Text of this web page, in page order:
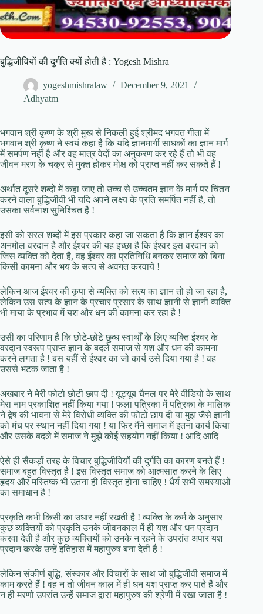
बुद्धिजीवियों की दुर्गति क्यों होती है : Yogesh Mishra
yogeshmishralaw
December 9, 2021
Adhyatm
भगवान श्री कृष्ण के श्री मुख से निकली हुई श्रीमद भगवत गीता में
भगवान श्री कृष्ण ने स्वयं कहा है कि यदि ज्ञानमार्गी साधकों का ज्ञान मार्ग
में समर्पण नहीं है और वह मात्र वेदों का अनुकरण कर रहे हैं तो भी वह
जीवन मरण के चक्र से मुक्त होकर मोक्ष को प्राप्त नहीं कर सकते हैं !
अर्थात दूसरे शब्दों में कहा जाए तो उच्च से उच्चतम ज्ञान के मार्ग पर चिंतन
करने वाला बुद्धिजीवी भी यदि अपने लक्ष्य के प्रति समर्पित नहीं है, तो
उसका सर्वनाश सुनिश्चित है !
इसी को सरल शब्दों में इस प्रकार कहा जा सकता है कि ज्ञान ईश्वर का
अनमोल वरदान है और ईश्वर की यह इच्छा है कि ईश्वर इस वरदान को
जिस व्यक्ति को देता है, वह ईश्वर का प्रतिनिधि बनकर समाज को बिना
किसी कामना और भय के सत्य से अवगत करवाये !
लेकिन आज ईश्वर की कृपा से व्यक्ति को सत्य का ज्ञान तो हो जा रहा है,
लेकिन उस सत्य के ज्ञान के प्रचार प्रसार के साथ ज्ञानी से ज्ञानी व्यक्ति
भी माया के प्रभाव में यश और धन की कामना कर रहा है !
उसी का परिणाम है कि छोटे-छोटे छुब्ध स्वार्थों के लिए व्यक्ति ईश्वर के
वरदान स्वरूप प्राप्त ज्ञान के बदले समाज से यश और धन की कामना
करने लगता है ! बस यहीं से ईश्वर का जो कार्य उसे दिया गया है ! वह
उससे भटक जाता है !
अखबार ने मेरी फोटो छोटी छाप दी ! यूट्यूब चैनल पर मेरे वीडियो के साथ
मेरा नाम प्रकाशित नहीं किया गया ! फला पत्रिका में पत्रिका के मालिक
ने द्वेष की भावना से मेरे विरोधी व्यक्ति की फोटो छाप दी या मुझ जैसे ज्ञानी
को मंच पर स्थान नहीं दिया गया ! या फिर मैंने समाज में इतना कार्य किया
और उसके बदले में समाज ने मुझे कोई सहयोग नहीं किया ! आदि आदि
ऐसे ही सैकड़ों तरह के विचार बुद्धिजीवियों की दुर्गति का कारण बनते हैं !
समाज बहुत विस्तृत है ! इस विस्तृत समाज को आत्मसात करने के लिए
हृदय और मस्तिष्क भी उतना ही विस्तृत होना चाहिए ! धैर्य सभी समस्याओं
का समाधान है !
प्रकृति कभी किसी का उधार नहीं रखती है ! व्यक्ति के कर्म के अनुसार
कुछ व्यक्तियों को प्रकृति उनके जीवनकाल में ही यश और धन प्रदान
करवा देती है और कुछ व्यक्तियों को उनके न रहने के उपरांत अपार यश
प्रदान करके उन्हें इतिहास में महापुरुष बना देती है !
लेकिन संकीर्ण बुद्धि, संस्कार और विचारों के साथ जो बुद्धिजीवी समाज में
काम करते हैं ! वह न तो जीवन काल में ही धन यश प्राप्त कर पाते हैं और
न ही मरणो उपरांत उन्हें समाज द्वारा महापुरुष की श्रेणी में रखा जाता है !